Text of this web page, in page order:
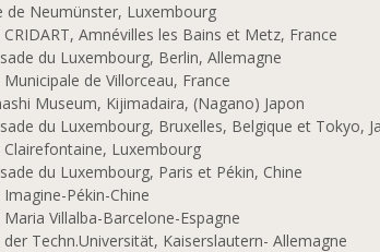
de Neumünster, Luxembourg
CRIDART, Amnévilles les Bains et Metz, France
du Luxembourg, Berlin, Allemagne
Municipale de Villorceau, France
Museum, Kijimadaira, (Nagano) Japon
du Luxembourg, Bruxelles, Belgique et Tokyo,
Clairefontaine, Luxembourg
du Luxembourg, Paris et Pékin, Chine
Imagine-Pékin-Chine
Maria Villalba-Barcelone-Espagne
der Techn.Universität, Kaiserslautern- Allemagne